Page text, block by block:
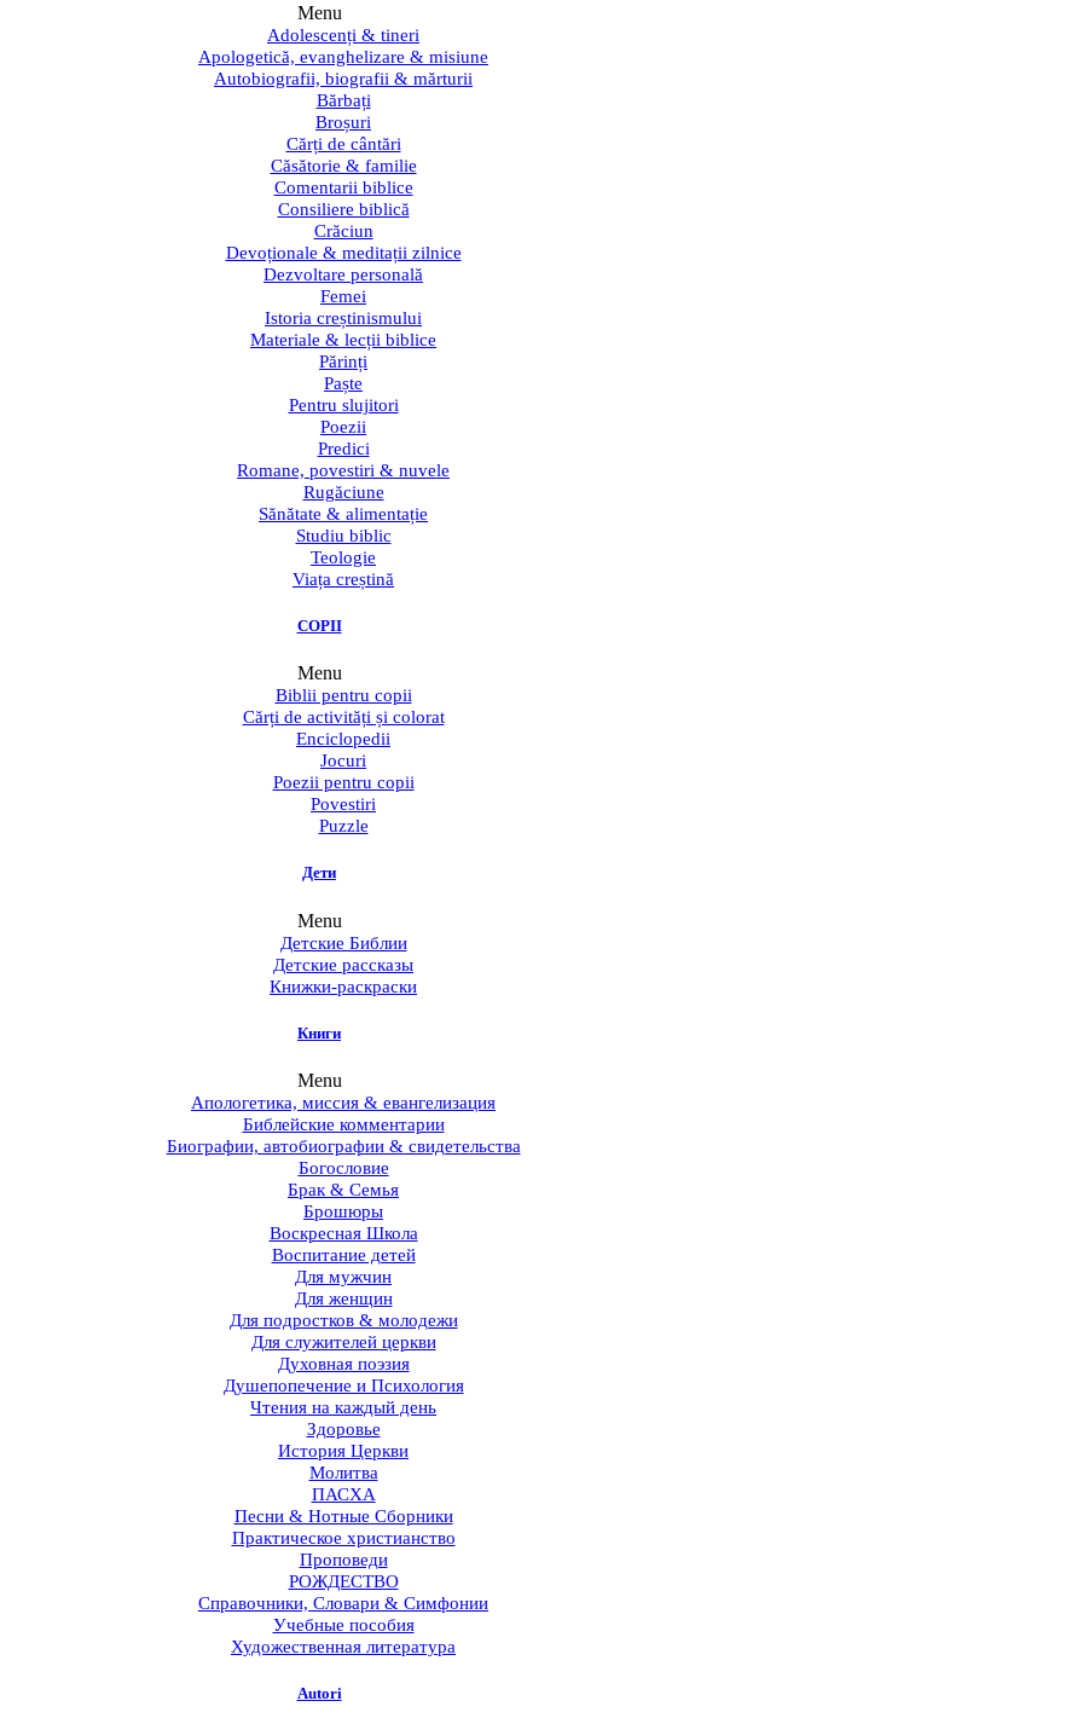
Menu
Adolescenți & tineri
Apologetică, evanghelizare & misiune
Autobiografii, biografii & mărturii
Bărbați
Broșuri
Cărți de cântări
Căsătorie & familie
Comentarii biblice
Consiliere biblică
Crăciun
Devoționale & meditații zilnice
Dezvoltare personală
Femei
Istoria creștinismului
Materiale & lecții biblice
Părinți
Paște
Pentru slujitori
Poezii
Predici
Romane, povestiri & nuvele
Rugăciune
Sănătate & alimentație
Studiu biblic
Teologie
Viața creștină
COPII
Menu
Biblii pentru copii
Cărți de activități și colorat
Enciclopedii
Jocuri
Poezii pentru copii
Povestiri
Puzzle
Дети
Menu
Детские Библии
Детские рассказы
Книжки-раскраски
Книги
Menu
Апологетика, миссия & евангелизация
Библейские комментарии
Биографии, автобиографии & свидетельства
Богословие
Брак & Семья
Брошюры
Воскресная Школа
Воспитание детей
Для мужчин
Для женщин
Для подростков & молодежи
Для служителей церкви
Духовная поэзия
Душепопечение и Психология
Чтения на каждый день
Здоровье
История Церкви
Молитва
ПАСХА
Песни & Нотные Сборники
Практическое христианство
Проповеди
РОЖДЕСТВО
Справочники, Словари & Симфонии
Учебные пособия
Художественная литература
Autori